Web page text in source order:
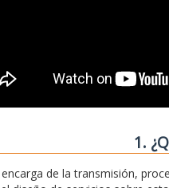
1.
encarga de la transmisión,